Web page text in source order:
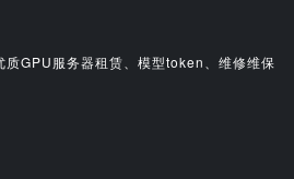
质GPU服务器租赁、模型token、维修维保